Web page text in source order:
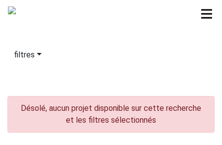
filtres
Désolé, aucun projet disponible sur cette recherche
et les filtres sélectionnés